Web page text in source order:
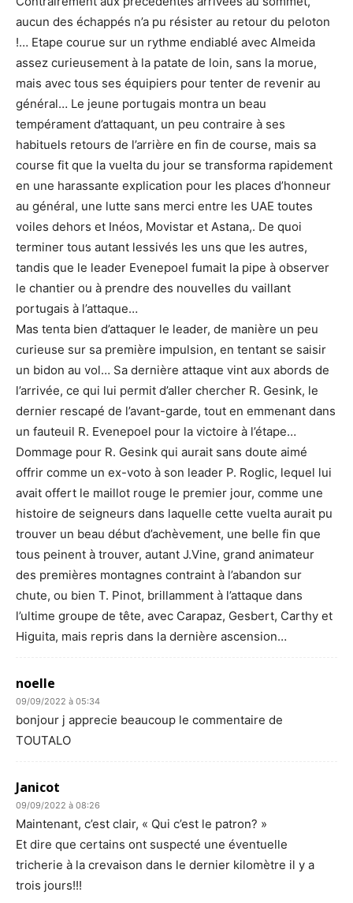
aucun des échappés n’a pu résister au retour du peloton
!… Etape courue sur un rythme endiablé avec Almeida
assez curieusement à la patate de loin, sans la morue,
mais avec tous ses équipiers pour tenter de revenir au
général… Le jeune portugais montra un beau
tempérament d’attaquant, un peu contraire à ses
habituels retours de l’arrière en fin de course, mais sa
course fit que la vuelta du jour se transforma rapidement
en une harassante explication pour les places d’honneur
au général, une lutte sans merci entre les UAE toutes
voiles dehors et Inéos, Movistar et Astana,. De quoi
terminer tous autant lessivés les uns que les autres,
tandis que le leader Evenepoel fumait la pipe à observer
le chantier ou à prendre des nouvelles du vaillant
portugais à l’attaque…
Mas tenta bien d’attaquer le leader, de manière un peu
curieuse sur sa première impulsion, en tentant se saisir
un bidon au vol… Sa dernière attaque vint aux abords de
l’arrivée, ce qui lui permit d’aller chercher R. Gesink, le
dernier rescapé de l’avant-garde, tout en emmenant dans
un fauteuil R. Evenepoel pour la victoire à l’étape…
Dommage pour R. Gesink qui aurait sans doute aimé
offrir comme un ex-voto à son leader P. Roglic, lequel lui
avait offert le maillot rouge le premier jour, comme une
histoire de seigneurs dans laquelle cette vuelta aurait pu
trouver un beau début d’achèvement, une belle fin que
tous peinent à trouver, autant J.Vine, grand animateur
des premières montagnes contraint à l’abandon sur
chute, ou bien T. Pinot, brillamment à l’attaque dans
l’ultime groupe de tête, avec Carapaz, Gesbert, Carthy et
Higuita, mais repris dans la dernière ascension…
noelle
09/09/2022 à 05:34
bonjour j apprecie beaucoup le commentaire de
TOUTALO
Janicot
09/09/2022 à 08:26
Maintenant, c’est clair, « Qui c’est le patron? »
Et dire que certains ont suspecté une éventuelle
tricherie à la crevaison dans le dernier kilomètre il y a
trois jours!!!